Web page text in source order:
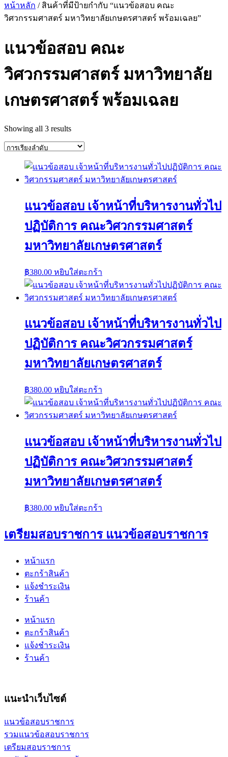
หน้าหลัก / สินค้าที่มีป้ายกำกับ “แนวข้อสอบ คณะ
วิศวกรรมศาสตร์ มหาวิทยาลัยเกษตรศาสตร์ พร้อมเฉลย”
แนวข้อสอบ คณะ
วิศวกรรมศาสตร์ มหาวิทยาลัย
เกษตรศาสตร์ พร้อมเฉลย
Showing all 3 results
แนวข้อสอบ เจ้าหน้าที่บริหารงานทั่วไป
ปฏิบัติการ คณะวิศวกรรมศาสตร์
มหาวิทยาลัยเกษตรศาสตร์
฿380.00 หยิบใส่ตะกร้า
แนวข้อสอบ เจ้าหน้าที่บริหารงานทั่วไป
ปฏิบัติการ คณะวิศวกรรมศาสตร์
มหาวิทยาลัยเกษตรศาสตร์
฿380.00 หยิบใส่ตะกร้า
แนวข้อสอบ เจ้าหน้าที่บริหารงานทั่วไป
ปฏิบัติการ คณะวิศวกรรมศาสตร์
มหาวิทยาลัยเกษตรศาสตร์
฿380.00 หยิบใส่ตะกร้า
เตรียมสอบราชการ แนวข้อสอบราชการ
หน้าแรก
ตะกร้าสินค้า
แจ้งชำระเงิน
ร้านค้า
หน้าแรก
ตะกร้าสินค้า
แจ้งชำระเงิน
ร้านค้า
แนะนำเว็บไซต์
แนวข้อสอบราชการ
รวมแนวข้อสอบราชการ
เตรียมสอบราชการ